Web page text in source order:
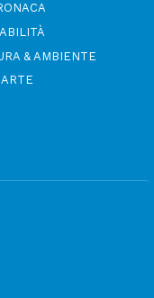
& AMBIENTE
ARTE